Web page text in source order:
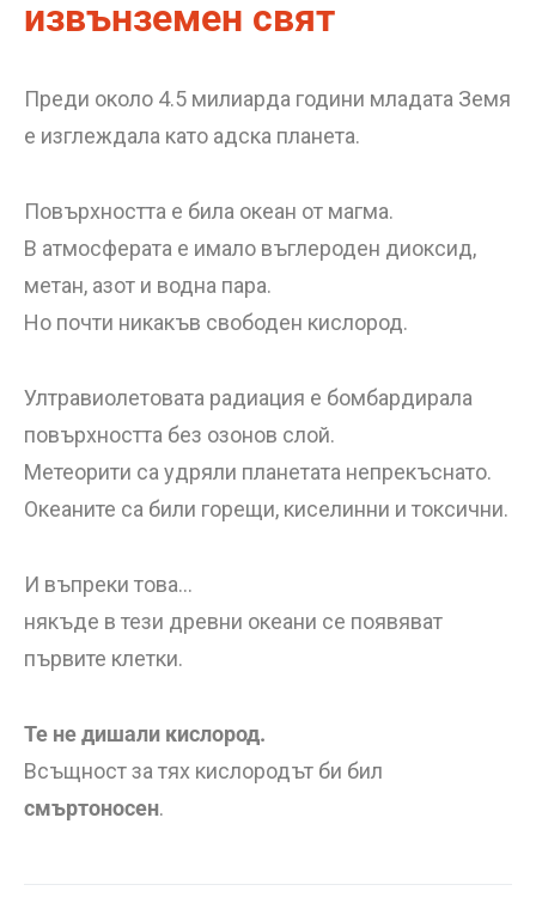
извънземен свят
Преди около 4.5 милиарда години младата Земя
е изглеждала като адска планета.
Повърхността е била океан от магма.
В атмосферата е имало въглероден диоксид,
метан, азот и водна пара.
Но почти никакъв свободен кислород.
Ултравиолетовата радиация е бомбардирала
повърхността без озонов слой.
Метеорити са удряли планетата непрекъснато.
Океаните са били горещи, киселинни и токсични.
И въпреки това…
някъде в тези древни океани се появяват
първите клетки.
Те не дишали кислород.
Всъщност за тях кислородът би бил
смъртоносен.